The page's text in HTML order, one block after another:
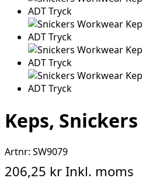
Keps,
Artnr: SW9079
206,25 kr Inkl. moms